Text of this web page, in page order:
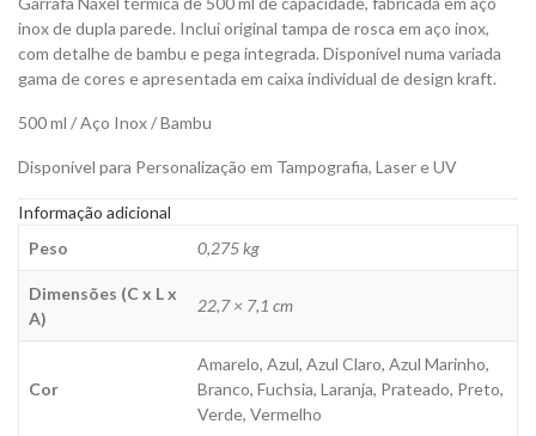
Personalizar
quantity
inox de dupla parede. Inclui original tampa de rosca em aço inox,
com detalhe de bambu e pega integrada. Disponível numa variada
gama de cores e apresentada em caixa individual de design kraft.
500 ml / Aço Inox / Bambu
Disponível para Personalização em Tampografia, Laser e UV
Informação adicional
Peso
0,275 kg
Dimensões (C x L x
A)
22,7 × 7,1 cm
Cor
Amarelo, Azul, Azul Claro, Azul Marinho,
Branco, Fuchsia, Laranja, Prateado, Preto,
Verde, Vermelho